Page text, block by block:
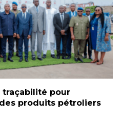
traçabilité pour
produits pétroliers